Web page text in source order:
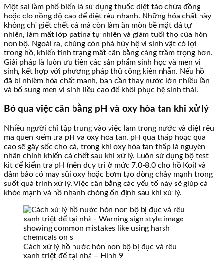
Một sai lầm phổ biến là sử dụng thuốc diệt tảo chứa đồng
hoặc clo nồng độ cao để diệt rêu nhanh. Những hóa chất này
không chỉ giết chết cá mà còn làm ăn mòn bề mặt đá tự
nhiên, làm mất lớp patina tự nhiên và giảm tuổi thọ của hòn
non bộ. Ngoài ra, chúng còn phá hủy hệ vi sinh vật có lợi
trong hồ, khiến tình trạng mất cân bằng càng trầm trọng hơn.
Giải pháp là luôn ưu tiên các sản phẩm sinh học và men vi
sinh, kết hợp với phương pháp thủ công kiên nhẫn. Nếu hồ
đã bị nhiễm hóa chất mạnh, bạn cần thay nước lớn nhiều lần
và bổ sung men vi sinh liều cao để khôi phục hệ sinh thái.
Bỏ qua việc cân bằng pH và oxy hòa tan khi xử lý
Nhiều người chỉ tập trung vào việc làm trong nước và diệt rêu
mà quên kiểm tra pH và oxy hòa tan. pH quá thấp hoặc quá
cao sẽ gây sốc cho cá, trong khi oxy hòa tan thấp là nguyên
nhân chính khiến cá chết sau khi xử lý. Luôn sử dụng bộ test
kit để kiểm tra pH (nên duy trì ở mức 7.0-8.0 cho hồ Koi) và
đảm bảo có máy sủi oxy hoặc bơm tạo dòng chảy mạnh trong
suốt quá trình xử lý. Việc cân bằng các yếu tố này sẽ giúp cá
khỏe mạnh và hồ nhanh chóng ổn định sau khi xử lý.
Cách xử lý hồ nước hòn non bộ bị đục và rêu
xanh triệt để tại nhà – Hình 9